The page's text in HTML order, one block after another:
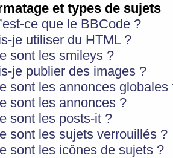
et types de sujets
ce que le BBCode ?
je utiliser du HTML ?
sont les smileys ?
je publier des images ?
sont les annonces globales
sont les annonces ?
sont les posts-it ?
sont les sujets verrouillés ?
sont les icônes de sujets ?